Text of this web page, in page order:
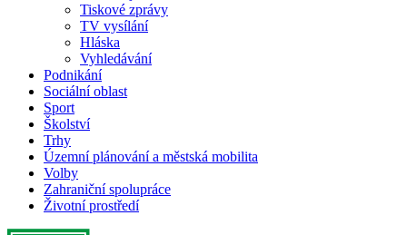
Tiskové zprávy
TV vysílání
Hláska
Vyhledávání
Podnikání
Sociální oblast
Sport
Školství
Trhy
Územní plánování a městská mobilita
Volby
Zahraniční spolupráce
Životní prostředí